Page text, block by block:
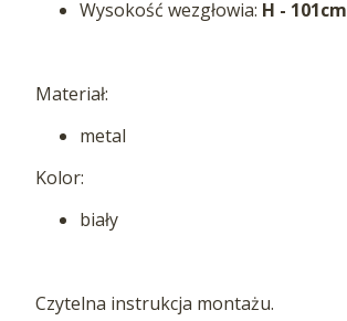
Wysokość wezgłowia: H - 101cm
Materiał:
metal
Kolor:
biały
Czytelna instrukcja montażu.